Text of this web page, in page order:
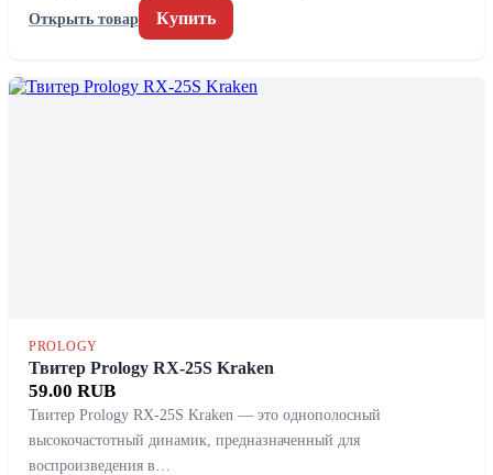
Открыть товар
Купить
PROLOGY
Твитер Prology RX-25S Kraken
59.00 RUB
Твитер Prology RX-25S Kraken — это однополосный
высокочастотный динамик, предназначенный для
воспроизведения в…